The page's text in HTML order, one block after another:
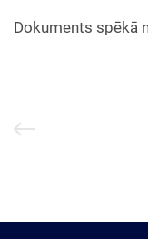
Dokuments spēkā